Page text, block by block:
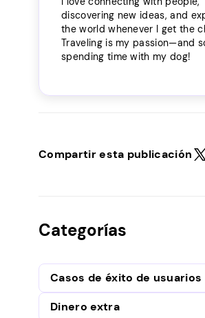
discovering new ideas, and
the world whenever I get the
Traveling is my passion—and
spending time with my dog!
Compartir esta publicación
Categorías
Casos de éxito de usuarios
Dinero extra